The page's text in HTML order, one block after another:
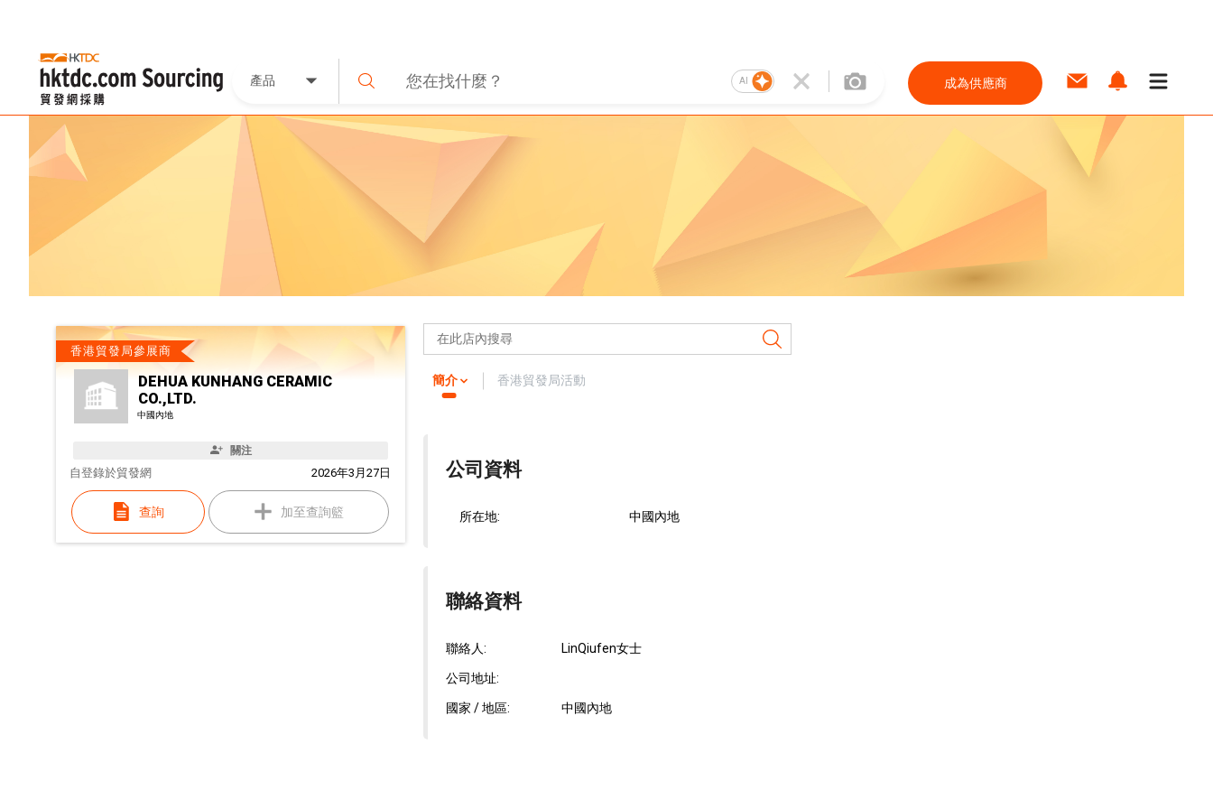
產品 AI 成為供應商
香港貿發局參展商
DEHUA KUNHANG CERAMIC
CO.,LTD.
中國內地
關注
自 2026年3月27日
登錄於貿發網
查詢 加至查詢籃
簡介 香港貿發局活動
公司資料
所在地: 中國內地
聯絡資料
聯絡人: LinQiufen女士
公司地址:
國家 / 地區: 中國內地